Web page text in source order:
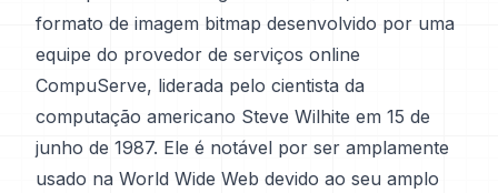
formato de imagem bitmap desenvolvido por uma
equipe do provedor de serviços online
CompuServe, liderada pelo cientista da
computação americano Steve Wilhite em 15 de
junho de 1987. Ele é notável por ser amplamente
usado na World Wide Web devido ao seu amplo